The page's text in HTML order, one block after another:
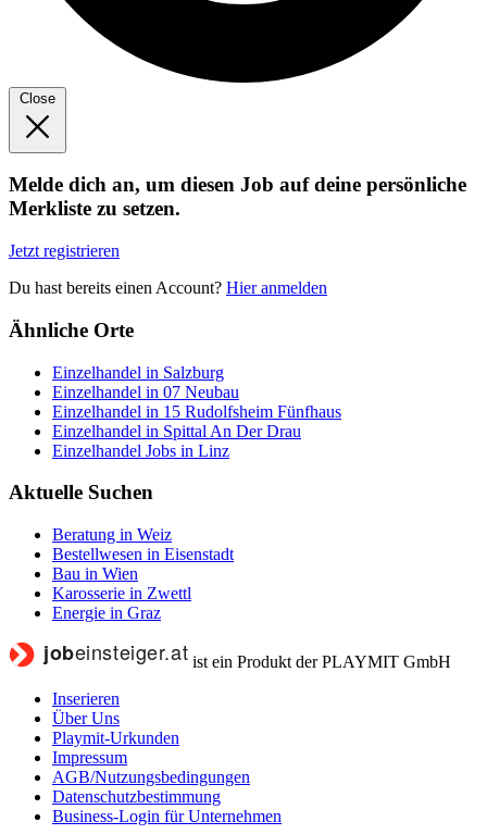
Close
Melde dich an, um diesen Job auf deine persönliche
Merkliste zu setzen.
Jetzt registrieren
Du hast bereits einen Account? Hier anmelden
Ähnliche Orte
Einzelhandel in Salzburg
Einzelhandel in 07 Neubau
Einzelhandel in 15 Rudolfsheim Fünfhaus
Einzelhandel in Spittal An Der Drau
Einzelhandel Jobs in Linz
Aktuelle Suchen
Beratung in Weiz
Bestellwesen in Eisenstadt
Bau in Wien
Karosserie in Zwettl
Energie in Graz
ist ein Produkt der PLAYMIT GmbH
Inserieren
Über Uns
Playmit-Urkunden
Impressum
AGB/Nutzungsbedingungen
Datenschutzbestimmung
Business-Login für Unternehmen